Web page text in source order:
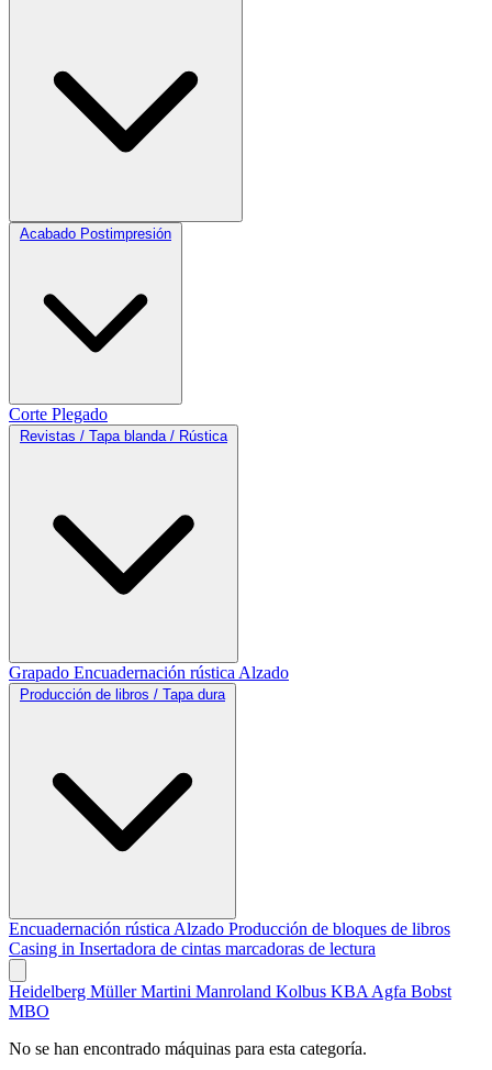
Acabado Postimpresión
Corte Plegado
Revistas / Tapa blanda / Rústica
Grapado Encuadernación rústica Alzado
Producción de libros / Tapa dura
Encuadernación rústica Alzado Producción de bloques de libros
Casing in Insertadora de cintas marcadoras de lectura
Heidelberg Müller Martini Manroland Kolbus KBA Agfa Bobst
MBO
No se han encontrado máquinas para esta categoría.